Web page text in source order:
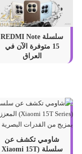
سلسلة REDMI Note
15 متوفرة الآن في
العراق
شاومي تكشف عن
سلسلة (Xiaomi 15T